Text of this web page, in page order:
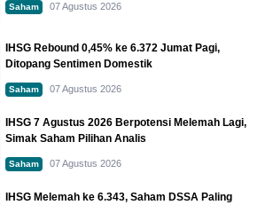
Saham 07 Agustus 2026
IHSG Rebound 0,45% ke 6.372 Jumat Pagi,
Ditopang Sentimen Domestik
Saham 07 Agustus 2026
IHSG 7 Agustus 2026 Berpotensi Melemah Lagi,
Simak Saham Pilihan Analis
Saham 07 Agustus 2026
IHSG Melemah ke 6.343, Saham DSSA Paling